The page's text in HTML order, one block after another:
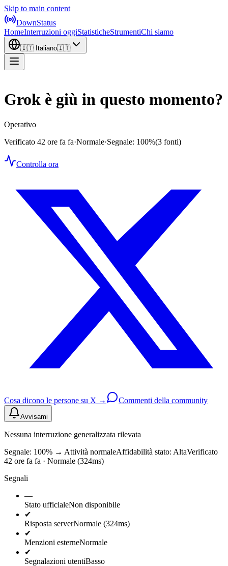
Skip to main content
DownStatus
HomeInterruzioni oggiStatisticheStrumentiChi siamo
🇮🇹 Italiano🇮🇹
Grok è giù in questo momento?
Operativo
Verificato 42 ore fa fa·Normale·Segnale: 100%(3 fonti)
Controlla ora
Cosa dicono le persone su X → Commenti della community
Avvisami
Nessuna interruzione generalizzata rilevata
Segnale: 100% → Attività normaleAffidabilità stato: AltaVerificato
42 ore fa fa · Normale (324ms)
Segnali
—
Stato ufficialeNon disponibile
✔
Risposta serverNormale (324ms)
✔
Menzioni esterneNormale
✔
Segnalazioni utentiBasso